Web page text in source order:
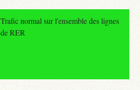
Trafic normal sur l'ensemble des lignes
de RER